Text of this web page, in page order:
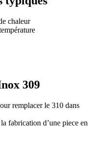
chaleur
309
remplacer le 310 dans
fabrication d’une piece en